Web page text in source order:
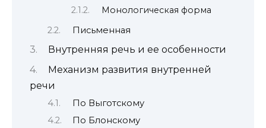
Монологическая форма
Письменная
Внутренняя речь и ее особенности
Механизм развития внутренней
речи
По Выготскому
По Блонскому